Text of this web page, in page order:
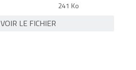
241 Ko
VOIR LE FICHIER